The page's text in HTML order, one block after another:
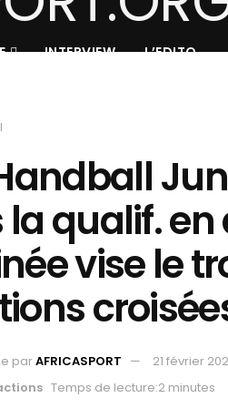
INTERVIEW L’EDITO
la qualif.
vise le
parAFRICASPORT
21 février
Temps de lecture:2 minutes